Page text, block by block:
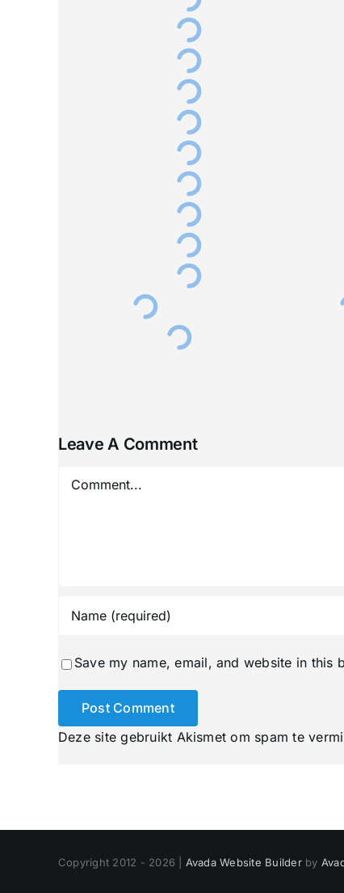
Leave A Comment
Comment
Save my name, email, and website in this
Deze site gebruikt Akismet om spam te
Copyright 2012 - 2026 | Avada Website Builderby